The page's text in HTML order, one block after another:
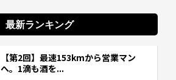
最新ランキング
【第2回】最速153kmから営業マン
へ。1滴も酒を...